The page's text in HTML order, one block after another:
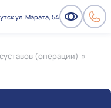
ул. Марата, 54
(операции) »